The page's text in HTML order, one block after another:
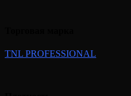
TNL PROFESSIONAL